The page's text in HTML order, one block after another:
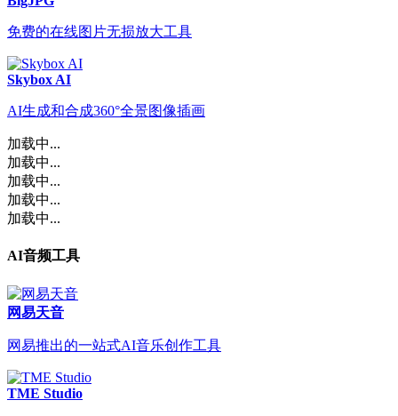
免费的在线图片无损放大工具
Skybox AI
AI生成和合成360°全景图像插画
加载中...
加载中...
加载中...
加载中...
加载中...
AI音频工具
网易天音
网易推出的一站式AI音乐创作工具
TME Studio